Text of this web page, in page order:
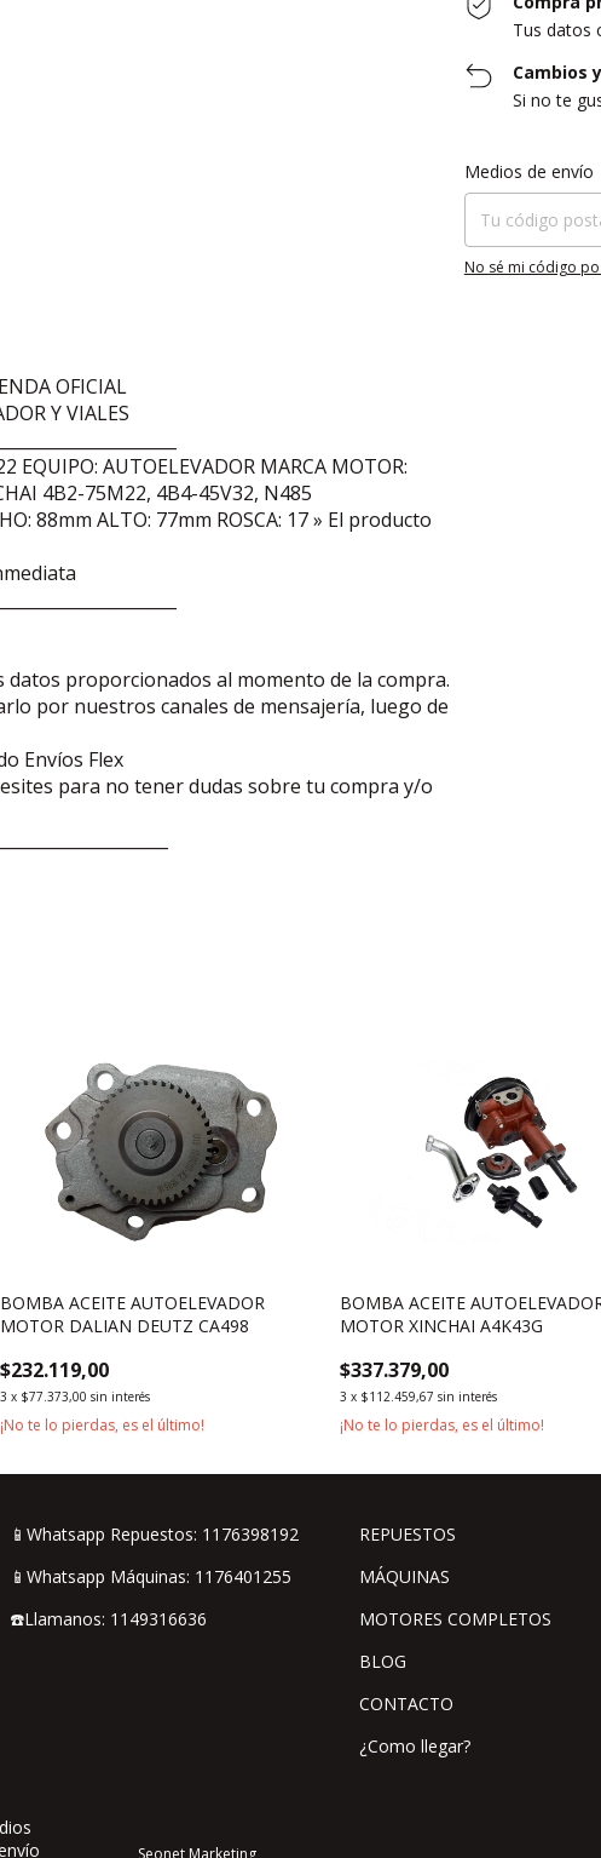
Tus datos
Cambios
Si no te
Entregas para el CP:
Medios de envío
No sé mi código
OFICIAL
Y VIALES
EQUIPO: AUTOELEVADOR MARCA MOTOR:
4B2-75M22, 4B4-45V32, N485
88mm ALTO: 77mm ROSCA: 17 » El producto
proporcionados al momento de la compra.
por nuestros canales de mensajería, luego de
Envíos Flex
para no tener dudas sobre tu compra y/o
BOMBA ACEITE AUTOELEVADOR
MOTOR DALIAN DEUTZ CA498
$232.119,00
3 x $77.373,00 sin interés
¡No te lo pierdas, es el último!
BOMBA ACEITE
MOTOR XINCHAI A4K43G
$337.379,00
3 x $112.459,67 sin interés
¡No te lo pierdas, es el último!
📱Whatsapp Repuestos: 1176398192
📱Whatsapp Máquinas: 1176401255
☎️Llamanos: 1149316636
REPUESTOS
MÁQUINAS
MOTORES COMPLETOS
BLOG
CONTACTO
¿Como llegar?